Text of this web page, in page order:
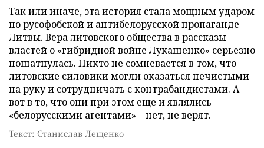
Так или иначе, эта история стала мощным ударом
по русофобской и антибелорусской пропаганде
Литвы. Вера литовского общества в рассказы
властей о «гибридной войне Лукашенко» серьезно
пошатнулась. Никто не сомневается в том, что
литовские силовики могли оказаться нечистыми
на руку и сотрудничать с контрабандистами. А
вот в то, что они при этом еще и являлись
«белорусскими агентами» – нет, не верят.
Текст: Станислав Лещенко